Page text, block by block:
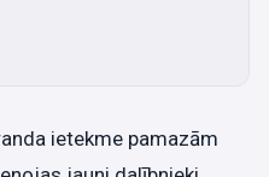
ietekme pamazām